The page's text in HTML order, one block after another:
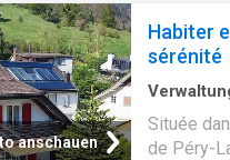
anschauen
Habiter
sérénité
Située
de Péry-